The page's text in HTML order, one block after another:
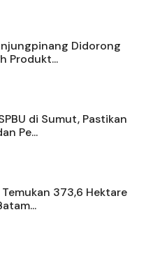
Didorong
Produkt...
di Sumut, Pastikan
Pe...
373,6 Hektare